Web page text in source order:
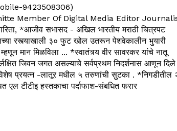
9423508306)
Member Of Digital Media Editor
*आजीव सभासद - अखिल भारतीय मराठी चित्रपट
रस्त्याखाली ३० फुट खोल उतरून पेशवेकालीन भुयारी
मान मिळविला ... *स्वातंत्र्य वीर सावरकर यांचे नातू
जिवन जगत असल्याचे सर्वप्रथम निदर्शनास आणून दिले
प्रयत्न -लातूर मधील ५ तरुणांची सुटका . *निगडीतील
एल टीटीइ हस्तकाचा पर्दाफाश-संबधित फरार